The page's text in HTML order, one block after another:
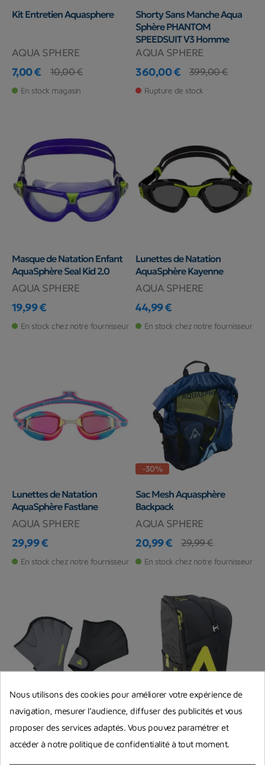
Kit Entretien Aquasphere
AQUA SPHERE
Prix
7,00 €
Prix de base
10,00 €
En stock magasin
Shorty Sans Manche Aqua
Sphère PHANTOM
SPEEDSUIT V3 Homme
AQUA SPHERE
Prix
360,00 €
Prix de base
399,00 €
Rupture de stock
Masque de Natation Enfant
AquaSphère Seal Kid 2.0
AQUA SPHERE
Prix
19,99 €
En stock chez notre fournisseur
Lunettes de Natation
AquaSphère Kayenne
AQUA SPHERE
Prix
44,99 €
En stock chez notre fournisseur
Lunettes de Natation
AquaSphère Fastlane
AQUA SPHERE
Prix
29,99 €
En stock chez notre fournisseur
-30%
Sac Mesh Aquasphère
Backpack
AQUA SPHERE
Prix
20,99 €
Prix de base
29,99 €
En stock chez notre fournisseur
Gants de Natation
AquaSphère
Sac à dos AquaSphère pour
la Natation
Nous utilisons des cookies pour améliorer votre expérience de
navigation, mesurer l’audience, diffuser des publicités et vous
proposer des services adaptés. Vous pouvez paramétrer et
accéder à notre politique de confidentialité à tout moment.